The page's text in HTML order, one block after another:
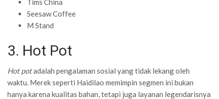
Tims China
Seesaw Coffee
M Stand
3. Hot Pot
Hot potadalah pengalaman sosial yang tidak lekang oleh
waktu. Merek seperti Haidilao memimpin segmen ini bukan
hanya karena kualitas bahan, tetapi juga layanan legendarisnya